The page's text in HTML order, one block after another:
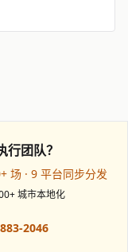
团队？
场 · 9 平台同步分发
城市本地化
2046